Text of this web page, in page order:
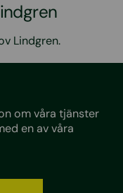
Lindgren.
om våra tjänster
en av våra